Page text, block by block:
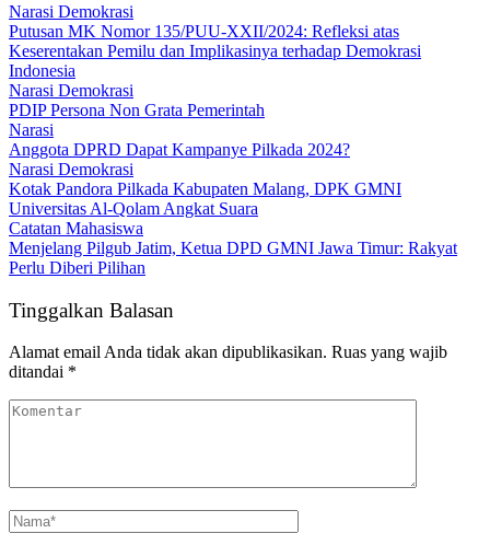
Narasi Demokrasi
Putusan MK Nomor 135/PUU-XXII/2024: Refleksi atas
Keserentakan Pemilu dan Implikasinya terhadap Demokrasi
Indonesia
Narasi Demokrasi
PDIP Persona Non Grata Pemerintah
Narasi
Anggota DPRD Dapat Kampanye Pilkada 2024?
Narasi Demokrasi
Kotak Pandora Pilkada Kabupaten Malang, DPK GMNI
Universitas Al-Qolam Angkat Suara
Catatan Mahasiswa
Menjelang Pilgub Jatim, Ketua DPD GMNI Jawa Timur: Rakyat
Perlu Diberi Pilihan
Tinggalkan Balasan
Alamat email Anda tidak akan dipublikasikan. Ruas yang wajib
ditandai *